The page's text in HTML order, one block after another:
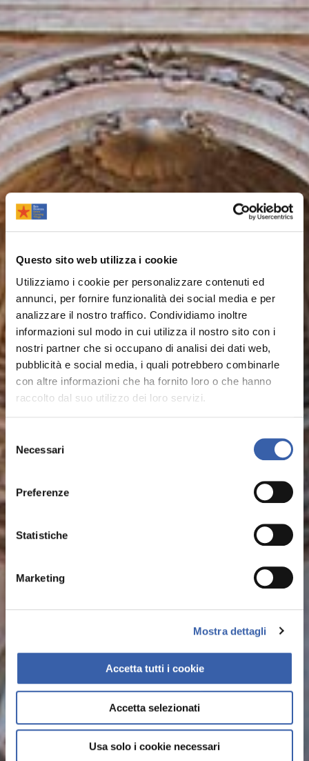
Questo sito web utilizza i cookie
Utilizziamo i cookie per personalizzare contenuti ed
annunci, per fornire funzionalità dei social media e per
analizzare il nostro traffico. Condividiamo inoltre
informazioni sul modo in cui utilizza il nostro sito con i
nostri partner che si occupano di analisi dei dati web,
pubblicità e social media, i quali potrebbero combinarle
con altre informazioni che ha fornito loro o che hanno
raccolto dal suo utilizzo dei loro servizi.
delNecessari
Preferenze
Statistiche
Marketing
Mostra dettagli
Accetta tutti i cookie
Accetta selezionati
Usa solo i cookie necessari